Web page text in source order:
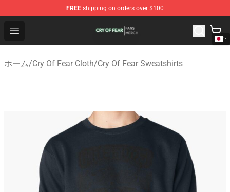
FREE shipping on orders over $100
Open menu
Cry Of Fear Shop - Official Cry Of Fear Merchandise Store
ホーム/Cry Of Fear Cloth/Cry Of Fear Sweatshirts